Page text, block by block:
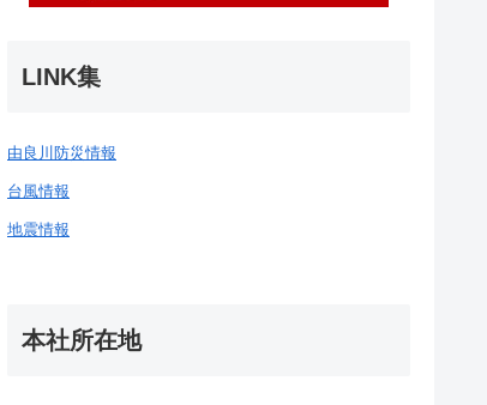
LINK集
由良川防災情報
台風情報
地震情報
本社所在地